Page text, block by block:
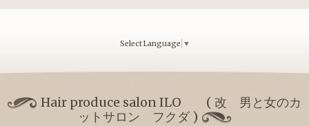
Select Language ▼
Hair produce salon ILO ( 改 男と女のカ
ットサロン フクダ )